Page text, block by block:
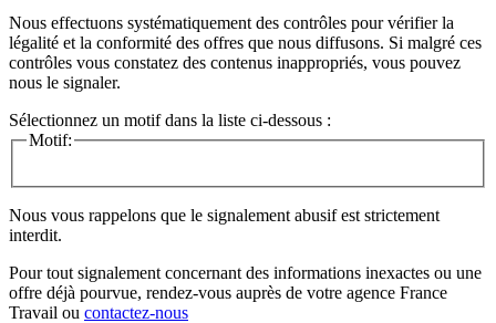
Nous effectuons systématiquement des contrôles pour vérifier la
légalité et la conformité des offres que nous diffusons. Si malgré ces
contrôles vous constatez des contenus inappropriés, vous pouvez
nous le signaler.
Sélectionnez un motif dans la liste ci-dessous :
Motif:
Nous vous rappelons que le signalement abusif est strictement
interdit.
Pour tout signalement concernant des informations inexactes ou une
offre déjà pourvue, rendez-vous auprès de votre agence France
Travail ou contactez-nous